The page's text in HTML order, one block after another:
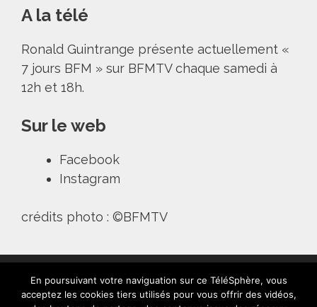
A la télé
Ronald Guintrange présente actuellement «
7 jours BFM » sur BFMTV chaque samedi à
12h et 18h.
Sur le web
Facebook
Instagram
crédits photo : ©BFMTV
En poursuivant votre naviguation sur ce TéléSphère, vous
acceptez les cookies tiers utilisés pour vous offrir des vidéos,